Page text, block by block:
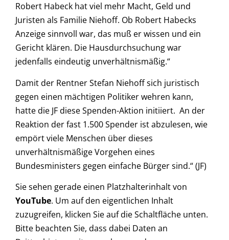
Robert Habeck hat viel mehr Macht, Geld und
Juristen als Familie Niehoff. Ob Robert Habecks
Anzeige sinnvoll war, das muß er wissen und ein
Gericht klären. Die Hausdurchsuchung war
jedenfalls eindeutig unverhältnismäßig.“
Damit der Rentner Stefan Niehoff sich juristisch
gegen einen mächtigen Politiker wehren kann,
hatte die JF diese Spenden-Aktion initiiert. An der
Reaktion der fast 1.500 Spender ist abzulesen, wie
empört viele Menschen über dieses
unverhältnismäßige Vorgehen eines
Bundesministers gegen einfache Bürger sind.“ (JF)
Sie sehen gerade einen Platzhalterinhalt von
YouTube. Um auf den eigentlichen Inhalt
zuzugreifen, klicken Sie auf die Schaltfläche unten.
Bitte beachten Sie, dass dabei Daten an